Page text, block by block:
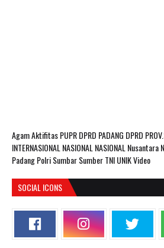
AgamAktifitas PUPRDPRD PADANG DPRD
INTERNASIONAL NASIONAL NASIONAL Nusantara
PadangPolriSumbarSumberTNIUNIKVideo
SOCIAL ICONS